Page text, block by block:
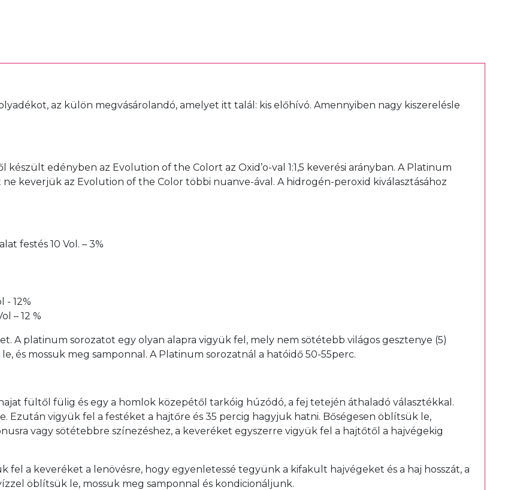
az külön megvásárolandó, amelyet itt talál: kis előhívó. Amennyiben nagy kiszerelésle
edényben az Evolution of the Colort az Oxid’o-val 1:1,5 keverési arányban. A Platinum
ne keverjük az Evolution of the Color többi nuanve-ával. A hidrogén-peroxid kiválasztásához
festés 10 Vol. – 3%
- 12%
– 12 %
A platinum sorozatot egy olyan alapra vigyük fel, mely nem sötétebb világos gesztenye (5)
és mossuk meg samponnal. A Platinum sorozatnál a hatóidő 50-55perc.
fültől fülig és egy a homlok közepétől tarkóig húzódó, a fej tetején áthaladó választékkal.
Ezután vigyük fel a festéket a hajtőre és 35 percig hagyjuk hatni. Bőségesen öblítsük le,
vagy sötétebbre színezéshez, a keveréket egyszerre vigyük fel a hajtőtől a hajvégekig
fel a keveréket a lenövésre, hogy egyenletessé tegyünk a kifakult hajvégeket és a haj hosszát, a
öblítsük le, mossuk meg samponnal és kondicionáljunk.